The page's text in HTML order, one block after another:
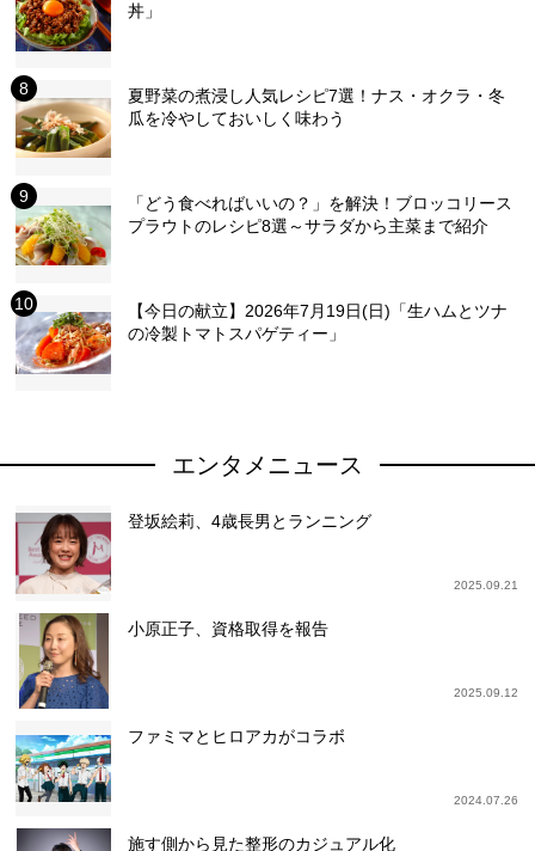
丼」
夏野菜の煮浸し人気レシピ7選！ナス・オクラ・冬
瓜を冷やしておいしく味わう
「どう食べればいいの？」を解決！ブロッコリース
プラウトのレシピ8選～サラダから主菜まで紹介
【今日の献立】2026年7月19日(日)「生ハムとツナ
の冷製トマトスパゲティー」
エンタメニュース
登坂絵莉、4歳長男とランニング
2025.09.21
小原正子、資格取得を報告
2025.09.12
ファミマとヒロアカがコラボ
2024.07.26
施す側から見た整形のカジュアル化